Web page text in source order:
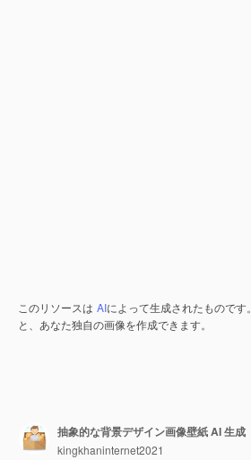
このリソースは AIによって生成されたものです。
と、あなた独自の画像を作成できます。
抽象的な背景デザイン画像壁紙 AI 生成
kingkhaninternet2021